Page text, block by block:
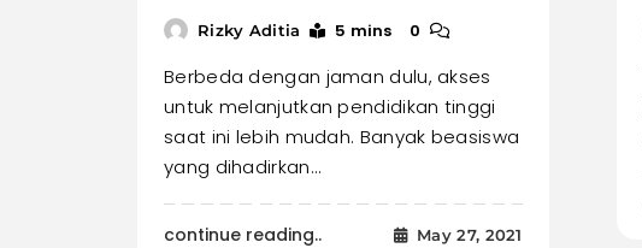
Rizky Aditia 5 mins 0
Berbeda dengan jaman dulu, akses
untuk melanjutkan pendidikan tinggi
saat ini lebih mudah. Banyak beasiswa
yang dihadirkan…
continue reading.. May 27, 2021